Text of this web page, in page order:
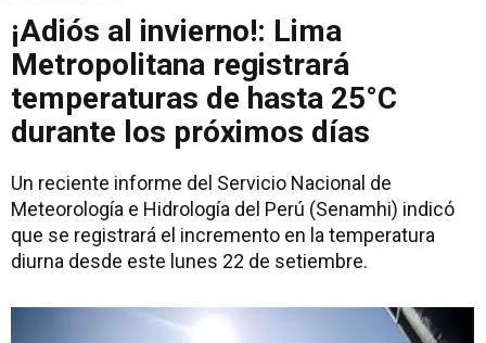
¡Adiós al invierno!: Lima
Metropolitana registrará
temperaturas de hasta 25°C
durante los próximos días
Un reciente informe del Servicio Nacional de
Meteorología e Hidrología del Perú (Senamhi) indicó
que se registrará el incremento en la temperatura
diurna desde este lunes 22 de setiembre.